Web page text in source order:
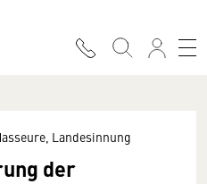
Landesinnung
der